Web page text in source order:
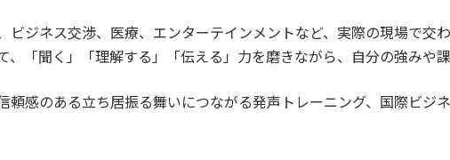
ビジネス交渉、医療、エンターテインメントなど、実際の現場で交
、「聞く」「理解する」「伝える」力を磨きながら、自分の強みや課
頼感のある立ち居振る舞いにつながる発声トレーニング、国際ビジ